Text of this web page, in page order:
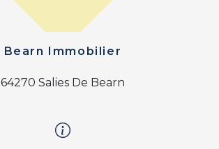
Bearn Immobilier
64270 Salies De Bearn